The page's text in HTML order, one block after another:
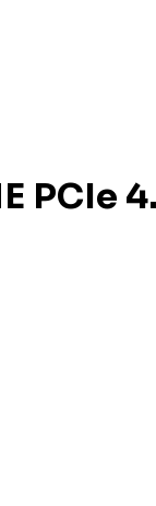
PCIe